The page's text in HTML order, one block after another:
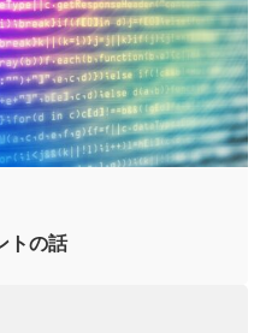
トの話